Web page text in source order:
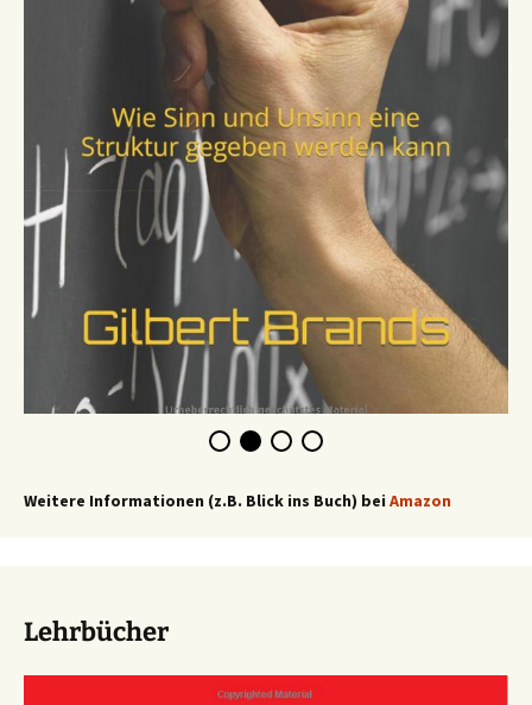
Weitere Informationen (z.B. Blick ins Buch) bei Amazon
Lehrbücher